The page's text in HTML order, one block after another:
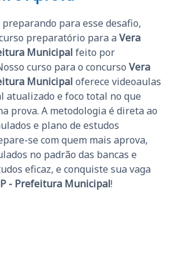
preparando para esse desafio,
preparatório para a Vera
Municipal feito por
curso para o concurso Vera
Municipal oferece videoaulas
atualizado e foco total no que
prova. A metodologia é direta ao
e plano de estudos
se com quem mais aprova,
no padrão das bancas e
eficaz, e conquiste sua vaga
- Prefeitura Municipal!